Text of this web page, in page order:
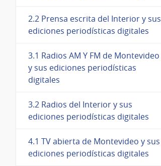
2.2 Prensa escrita del Interior y sus
ediciones periodísticas digitales
3.1 Radios AM Y FM de Montevideo
y sus ediciones periodísticas
digitales
3.2 Radios del Interior y sus
ediciones periodísticas digitales
4.1 TV abierta de Montevideo y sus
ediciones periodísticas digitales